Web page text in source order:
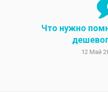
Что нужно
12 Май